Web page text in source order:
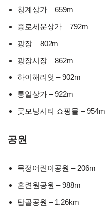
청계상가 – 659m
종로세운상가 – 792m
광장 – 802m
광장시장 – 862m
하이해리엇 – 902m
통일상가 – 922m
굿모닝시티 쇼핑몰 – 954m
공원
묵정어린이공원 – 206m
훈련원공원 – 988m
탑골공원 – 1.26km